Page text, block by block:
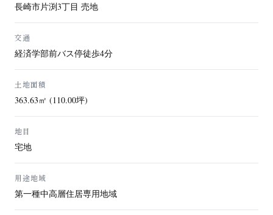
長崎市片渕3丁目 売地
交通
経済学部前バス停徒歩4分
土地面積
363.63㎡ (110.00坪)
地目
宅地
用途地域
第一種中高層住居専用地域